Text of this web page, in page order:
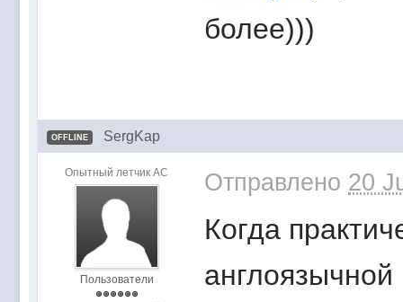
более)))
OFFLINE SergKap
Опытный летчик АС
Пользователи
Отправлено 20
Когда